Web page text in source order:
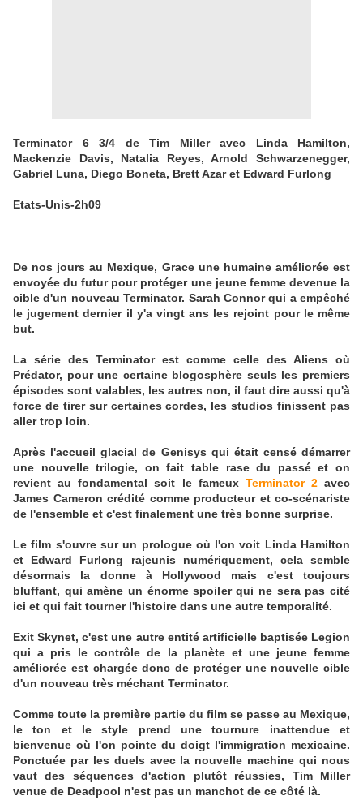
Terminator 6 3/4 de Tim Miller avec Linda Hamilton,
Mackenzie Davis, Natalia Reyes, Arnold Schwarzenegger,
Gabriel Luna, Diego Boneta, Brett Azar et Edward Furlong
Etats-Unis-2h09
De nos jours au Mexique, Grace une humaine améliorée est
envoyée du futur pour protéger une jeune femme devenue la
cible d'un nouveau Terminator. Sarah Connor qui a empêché
le jugement dernier il y'a vingt ans les rejoint pour le même
but.
La série des Terminator est comme celle des Aliens où
Prédator, pour une certaine blogosphère seuls les premiers
épisodes sont valables, les autres non, il faut dire aussi qu'à
force de tirer sur certaines cordes, les studios finissent pas
aller trop loin.
Après l'accueil glacial de Genisys qui était censé démarrer
une nouvelle trilogie, on fait table rase du passé et on
revient au fondamental soit le fameux Terminator 2avec
James Cameron crédité comme producteur et co-scénariste
de l'ensemble et c'est finalement une très bonne surprise.
Le film s'ouvre sur un prologue où l'on voit Linda Hamilton
et Edward Furlong rajeunis numériquement, cela semble
désormais la donne à Hollywood mais c'est toujours
bluffant, qui amène un énorme spoiler qui ne sera pas cité
ici et qui fait tourner l'histoire dans une autre temporalité.
Exit Skynet, c'est une autre entité artificielle baptisée Legion
qui a pris le contrôle de la planète et une jeune femme
améliorée est chargée donc de protéger une nouvelle cible
d'un nouveau très méchant Terminator.
Comme toute la première partie du film se passe au Mexique,
le ton et le style prend une tournure inattendue et
bienvenue où l'on pointe du doigt l'immigration mexicaine.
Ponctuée par les duels avec la nouvelle machine qui nous
vaut des séquences d'action plutôt réussies, Tim Miller
venue de Deadpool n'est pas un manchot de ce côté là.